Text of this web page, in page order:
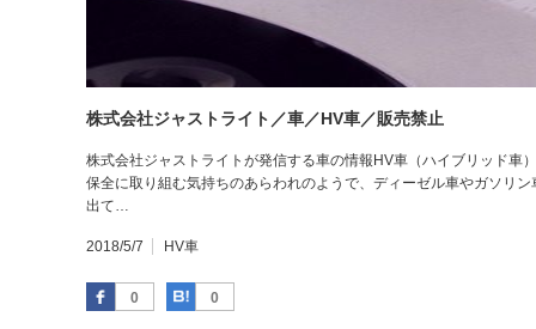
株式会社ジャストライト／車／HV車／販売禁止
株式会社ジャストライトが発信する車の情報HV車（ハイブリッド車
保全に取り組む気持ちのあらわれのようで、ディーゼル車やガソリ
出て…
2018/5/7 HV車
0
Facebook 0
はてなブックマーク